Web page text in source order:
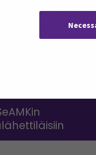
Roope
liittyvän jotenkin
palaan kuitenkin
hyvä jatkaa”, mies